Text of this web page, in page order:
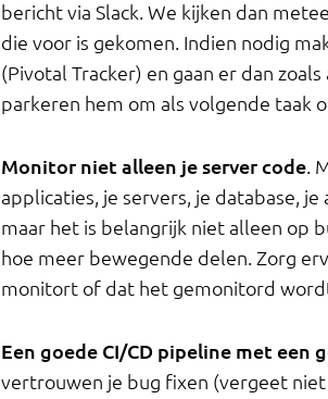
bericht via Slack. We kijken dan
die voor is gekomen. Indien nodig
(Pivotal Tracker) en gaan er dan
parkeren hem om als volgende taak
Monitor niet alleen je server code.
applicaties, je servers, je database,
maar het is belangrijk niet alleen op
hoe meer bewegende delen. Zorg
monitort of dat het gemonitord
Een goede CI/CD pipeline met een
vertrouwen je bug fixen (vergeet